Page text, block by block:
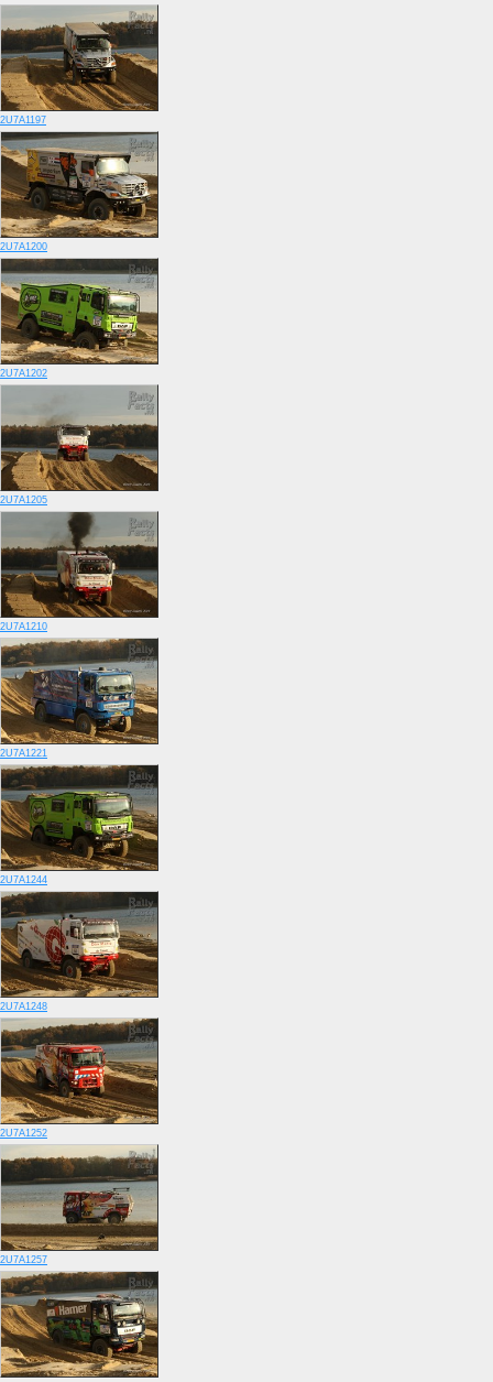
2U7A1197
2U7A1200
2U7A1202
2U7A1205
2U7A1210
2U7A1221
2U7A1244
2U7A1248
2U7A1252
2U7A1257